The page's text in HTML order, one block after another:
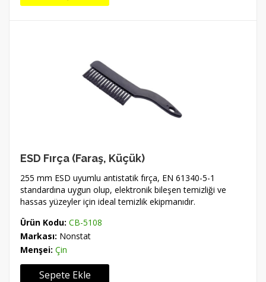
ESD Fırça (Faraş, Küçük)
255 mm ESD uyumlu antistatik fırça, EN 61340-5-1
standardına uygun olup, elektronik bileşen temizliği ve
hassas yüzeyler için ideal temizlik ekipmanıdır.
Ürün Kodu: CB-5108
Markası: Nonstat
Menşei: Çin
Sepete Ekle